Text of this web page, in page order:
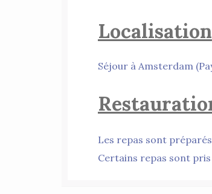
Localisation
Séjour à Amsterdam
Les repas sont
Certains repas sont